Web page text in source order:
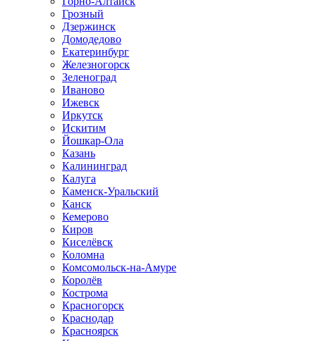
Грозный
Дзержинск
Домодедово
Екатеринбург
Железногорск
Зеленоград
Иваново
Ижевск
Иркутск
Искитим
Йошкар-Ола
Казань
Калининград
Калуга
Каменск-Уральский
Канск
Кемерово
Киров
Киселёвск
Коломна
Комсомольск-на-Амуре
Королёв
Кострома
Красногорск
Краснодар
Красноярск